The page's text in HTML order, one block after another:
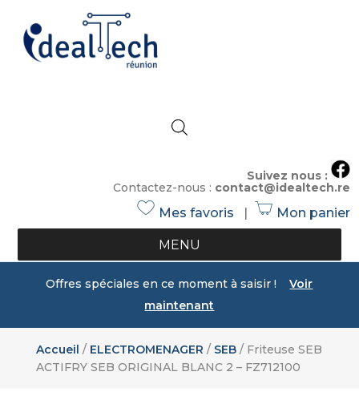
Suivez nous :
Contactez-nous : contact@idealtech.re
h
ar
t
ic
o
n
Mes favoris
s
o
p
o
n
Mon panier
MENU
Offres spéciales en ce moment à saisir !Voir
maintenant
Accueil / ELECTROMENAGER / SEB/ Friteuse SEB
ACTIFRY SEB ORIGINAL BLANC 2 – FZ712100